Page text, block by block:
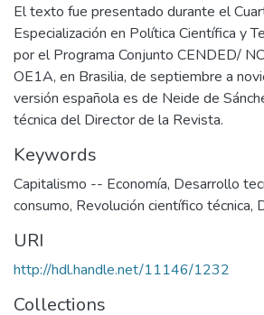
El texto fue presentado durante el
Especialización en Política Científica y
por el Programa Conjunto CENDED/
OE1A, en Brasilia, de septiembre a
versión española es de Neide de
técnica del Director de la Revista.
Keywords
Capitalismo -- Economía, Desarrollo
consumo, Revolución científico técnica,
URI
http://hdl.handle.net/11146/1232
Collections